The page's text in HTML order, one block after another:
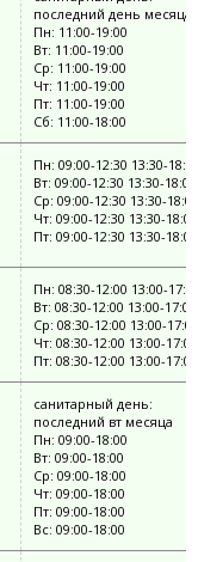
последний день месяца
Пн: 11:00-19:00
Вт: 11:00-19:00
Ср: 11:00-19:00
Чт: 11:00-19:00
Пт: 11:00-19:00
Сб: 11:00-18:00
Пн: 09:00-12:30 13:30-
Вт: 09:00-12:30 13:30-18:00
Ср: 09:00-12:30 13:30-18:00
Чт: 09:00-12:30 13:30-18:00
Пт: 09:00-12:30 13:30-18:00
Пн: 08:30-12:00 13:00-
Вт: 08:30-12:00 13:00-17:00
Ср: 08:30-12:00 13:00-17:00
Чт: 08:30-12:00 13:00-17:00
Пт: 08:30-12:00 13:00-17:00
санитарный день:
последний вт месяца
Пн: 09:00-18:00
Вт: 09:00-18:00
Ср: 09:00-18:00
Чт: 09:00-18:00
Пт: 09:00-18:00
Вс: 09:00-18:00